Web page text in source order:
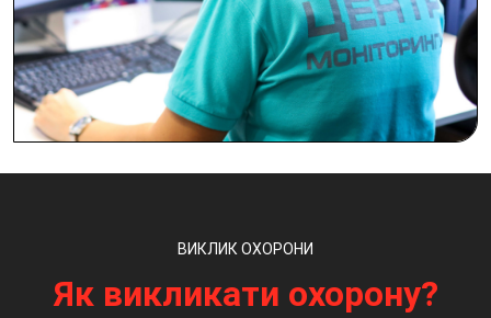
ВИКЛИК ОХОРОНИ
Як викликати охорону?